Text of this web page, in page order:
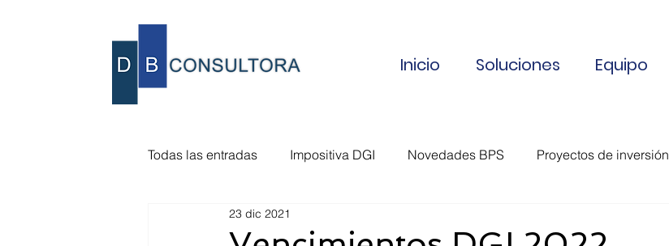
Inicio Soluciones Equipo
Todas las entradas Impositiva DGI Novedades BPS Proyectos de inversión
MTSS - Consejos de salarios
23 dic 2021